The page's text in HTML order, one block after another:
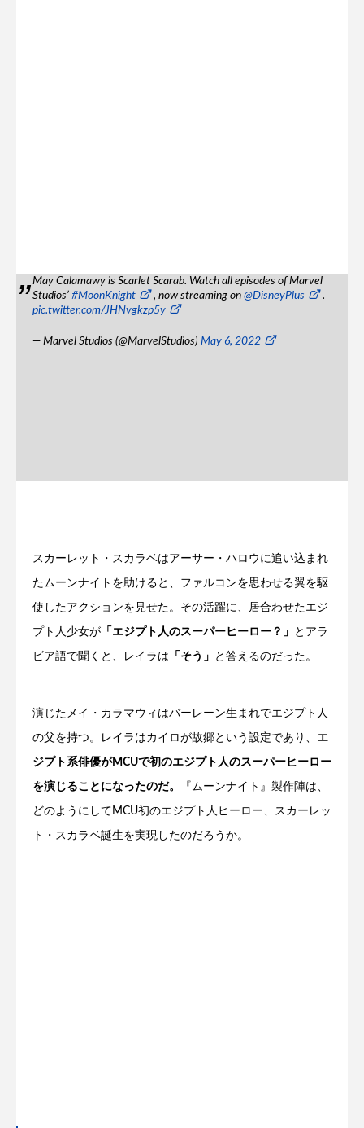
May Calamawy is Scarlet Scarab. Watch all episodes of Marvel
Studios’ #MoonKnight , now streaming on @DisneyPlus
.
pic.twitter.com/JHNvgkzp5y
— Marvel Studios (@MarvelStudios) May 6, 2022
スカーレット・スカラベはアーサー・ハロウに追い込まれ
たムーンナイトを助けると、ファルコンを思わせる翼を駆
使したアクションを見せた。その活躍に、居合わせたエジ
プト人少女が 「エジプト人のスーパーヒーロー？」 とアラ
ビア語で聞くと、レイラは 「そう」 と答えるのだった。
演じたメイ・カラマウィはバーレーン生まれでエジプト人
の父を持つ。レイラはカイロが故郷という設定であり、 エ
ジプト系俳優がMCUで初のエジプト人のスーパーヒーロー
を演じることになったのだ。 『ムーンナイト』製作陣は、
どのようにしてMCU初のエジプト人ヒーロー、スカーレッ
ト・スカラベ誕生を実現したのだろうか。